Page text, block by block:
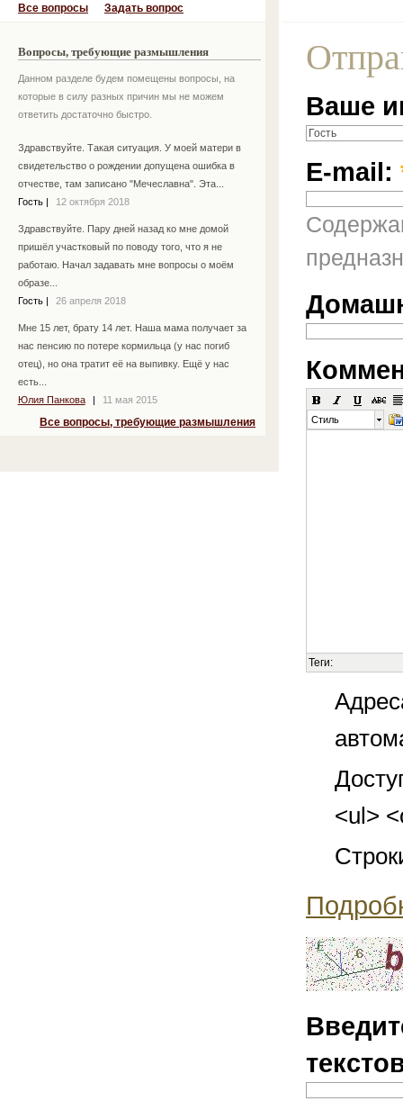
Все вопросы Задать вопрос
Вопросы, требующие размышления
Данном разделе будем помещены вопросы, на
которые в силу разных причин мы не можем
ответить достаточно быстро.
Здравствуйте. Такая ситуация. У моей матери в
свидетельство о рождении допущена ошибка в
отчестве, там записано "Мечеславна". Эта...
Гость
12 октября 2018
Здравствуйте. Пару дней назад ко мне домой
пришёл участковый по поводу того, что я не
работаю. Начал задавать мне вопросы о моём
образе...
Гость
26 апреля 2018
Мне 15 лет, брату 14 лет. Наша мама получает за
нас пенсию по потере кормильца (у нас погиб
отец), но она тратит её на выпивку. Ещё у нас
есть...
Юлия Панкова
11 мая 2015
Все вопросы, требующие размышления
Ваше
E-mail:
Стиль
Теги:
<ul>